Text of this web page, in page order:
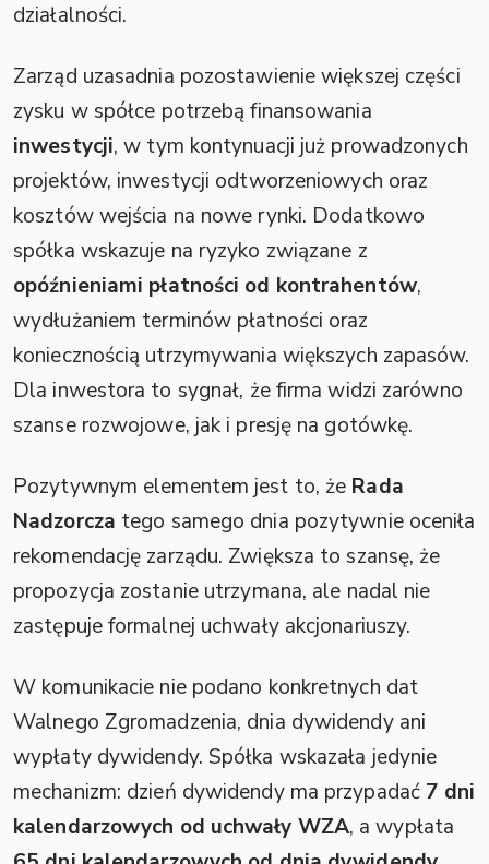
działalności.
Zarząd uzasadnia pozostawienie większej części
zysku w spółce potrzebą finansowania
inwestycji, w tym kontynuacji już prowadzonych
projektów, inwestycji odtworzeniowych oraz
kosztów wejścia na nowe rynki. Dodatkowo
spółka wskazuje na ryzyko związane z
opóźnieniami płatności od kontrahentów,
wydłużaniem terminów płatności oraz
koniecznością utrzymywania większych zapasów.
Dla inwestora to sygnał, że firma widzi zarówno
szanse rozwojowe, jak i presję na gotówkę.
Pozytywnym elementem jest to, że Rada
Nadzorcza tego samego dnia pozytywnie oceniła
rekomendację zarządu. Zwiększa to szansę, że
propozycja zostanie utrzymana, ale nadal nie
zastępuje formalnej uchwały akcjonariuszy.
W komunikacie nie podano konkretnych dat
Walnego Zgromadzenia, dnia dywidendy ani
wypłaty dywidendy. Spółka wskazała jedynie
mechanizm: dzień dywidendy ma przypadać 7 dni
kalendarzowych od uchwały WZA, a wypłata